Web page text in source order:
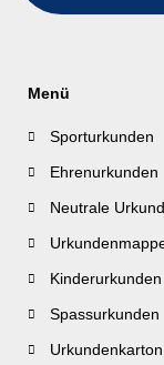
Menü
Sporturkunden
Ehrenurkunden
Neutrale
Kinderurkunden
Spassurkunden
Urkundenkarton